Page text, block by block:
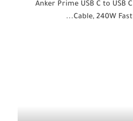
Anker Prime USB C to USB C
Cable, 240W Fast...